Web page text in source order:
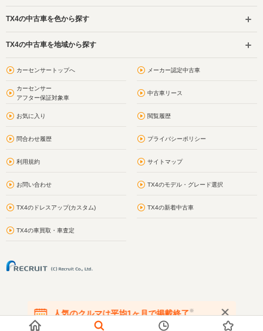
TX4の中古車を色から探す
TX4の中古車を地域から探す
カーセンサートップへ メーカー認定中古車
カーセンサー
アフター保証対象車
中古車リース
お気に入り 閲覧履歴
問合わせ履歴 プライバシーポリシー
利用規約 サイトマップ
お問い合わせ TX4のモデル・グレード選択
TX4のドレスアップ(カスタム) TX4の新着中古車
TX4の車買取・車査定
人気のクルマは平均1ヶ月で掲載終了※
在庫が無くなる前にお問い合わせください